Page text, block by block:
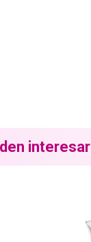
interesar